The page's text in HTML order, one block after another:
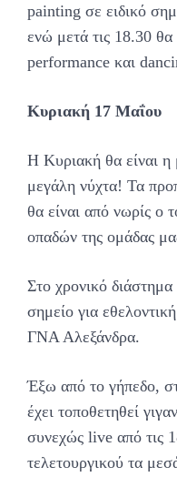
painting σε ειδικό
ενώ μετά τις 18.30
performance και
Κυριακή 17 Μαΐου
Η Κυριακή θα είναι
μεγάλη νύχτα! Τα
θα είναι από νωρίς ο
οπαδών της ομάδας
Στο χρονικό
σημείο για
ΓΝΑ Αλεξάνδρα.
Έξω από το γήπεδο,
έχει τοποθετηθεί
συνεχώς live από τις
τελετουργικού τα